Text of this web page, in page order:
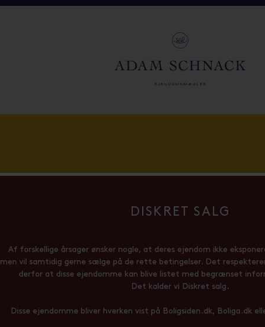
DISKRET SALG
Af forskellige årsager ønsker nogle, at deres ejendom ikke
men vil samtidig gerne sælge på de rette betingelser. Det
derfor at disse ejendomme kan blive listet med begrænset
Det kalder vi Diskret salg.
Disse ejendomme bliver hverken vist på Boligsiden.dk, Boliga.dk